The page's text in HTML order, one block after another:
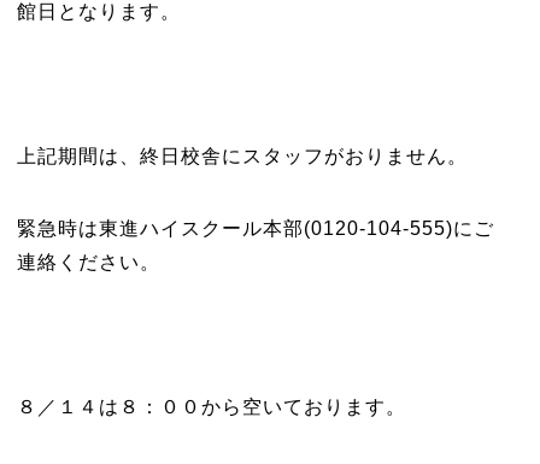
館日となります。
上記期間は、終日校舎にスタッフがおりません。
緊急時は東進ハイスクール本部(0120-104-555)にご
連絡ください。
８／１４は８：００から空いております。